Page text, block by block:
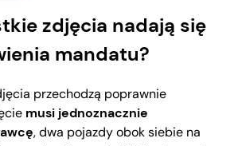
zdjęcia nadają się
mandatu?
przechodzą poprawnie
musi jednoznacznie
, dwa pojazdy obok siebie na